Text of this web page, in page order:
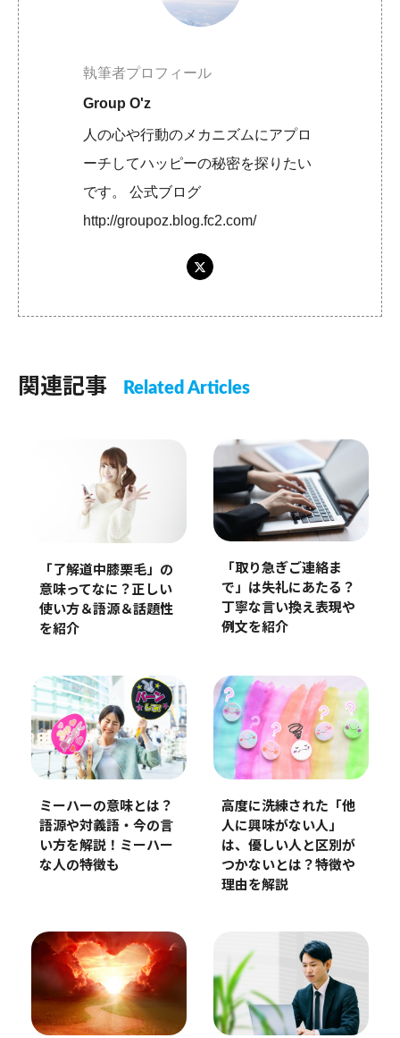
執筆者プロフィール
Group O'z
人の心や行動のメカニズムにアプロ
ーチしてハッピーの秘密を探りたい
です。 公式ブログ
http://groupoz.blog.fc2.com/
関連記事 Related Articles
「了解道中膝栗毛」の
意味ってなに？正しい
使い方＆語源＆話題性
を紹介
「取り急ぎご連絡ま
で」は失礼にあたる？
丁寧な言い換え表現や
例文を紹介
ミーハーの意味とは？
語源や対義語・今の言
い方を解説！ミーハー
な人の特徴も
高度に洗練された「他
人に興味がない人」
は、優しい人と区別が
つかないとは？特徴や
理由を解説